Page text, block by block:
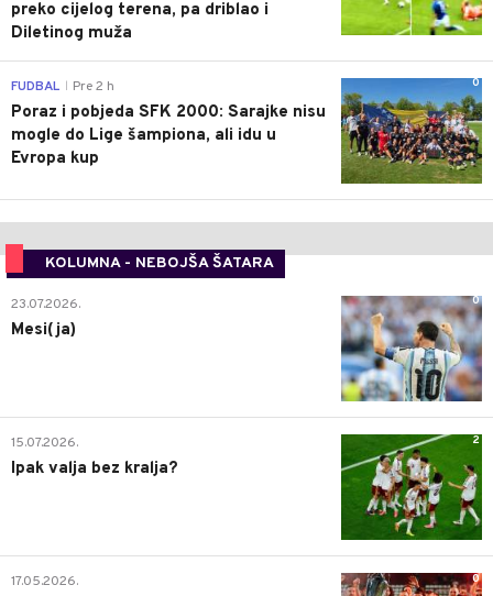
preko cijelog terena, pa driblao i
Diletinog muža
0
FUDBAL Pre 2 h
Poraz i pobjeda SFK 2000: Sarajke nisu
mogle do Lige šampiona, ali idu u
Evropa kup
KOLUMNA - NEBOJŠA ŠATARA
0
23.07.2026.
Mesi(ja)
2
15.07.2026.
Ipak valja bez kralja?
0
17.05.2026.